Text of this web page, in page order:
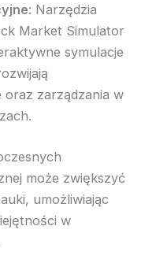
: Narzędzia
Market Simulator
symulacje
oraz zarządzania w
może zwiększyć
umożliwiając
w